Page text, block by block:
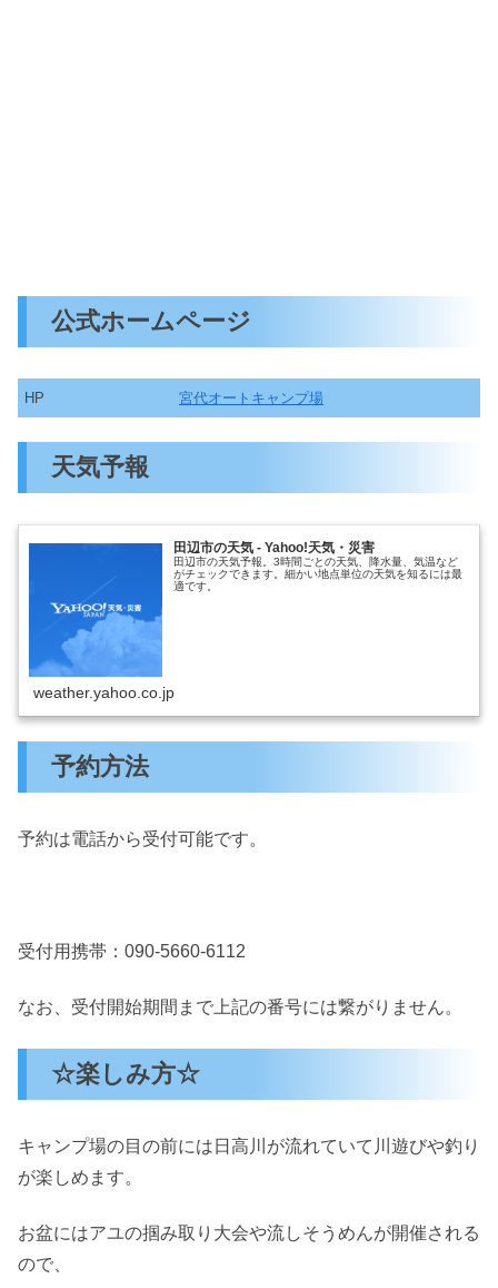
公式ホームページ
HP 宮代オートキャンプ場
天気予報
田辺市の天気 - Yahoo!天気・災害
田辺市の天気予報。3時間ごとの天気、降水量、気温など
がチェックできます。細かい地点単位の天気を知るには最
適です。
weather.yahoo.co.jp
予約方法
予約は電話から受付可能です。
受付用携帯：090-5660-6112
なお、受付開始期間まで上記の番号には繋がりません。
☆楽しみ方☆
キャンプ場の目の前には日高川が流れていて川遊びや釣り
が楽しめます。
お盆にはアユの掴み取り大会や流しそうめんが開催される
ので、